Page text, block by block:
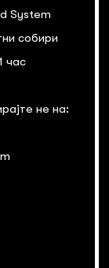
System
собири
час
не на: